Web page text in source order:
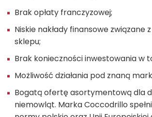
Brak opłaty franczyzowej;
Niskie nakłady finansowe związane
sklepu;
Brak konieczności inwestowania w
Możliwość działania pod znaną
Bogatą ofertę asortymentową dla
niemowląt. Marka Coccodrillo